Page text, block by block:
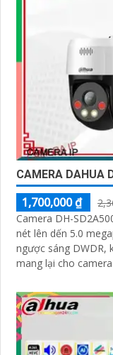
CAMERA DAHUA
1,700,000 ₫
Camera DH-
nét lên dến 5.0
ngược sáng DWDR,
mang lại cho